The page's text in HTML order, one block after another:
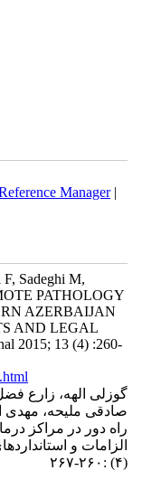
Reference Manager
F, Sadeghi M,
PATHOLOGY
AZERBAIJAN
AND LEGAL
2015; 13 (4) :260-
گوزلی الهه، زارع
صادقی ملیحه، مهدی
راه دور در مراکز